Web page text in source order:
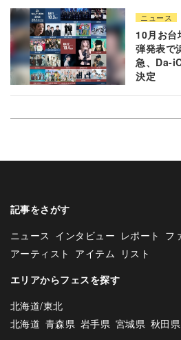
ニュース
10月お
弾発表で
急、Da-
決定
記事をさがす
ニュース インタビュー レポート フ
アーティスト アイテム
リスト
エリアからフェスを探す
北海道/東北
北海道 青森県 岩手県 宮城県 秋田県